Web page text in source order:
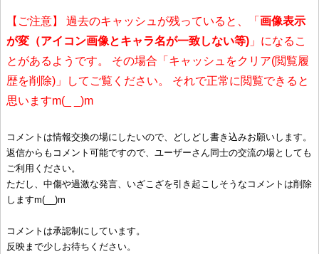
【ご注意】 過去のキャッシュが残っていると、「 画像表示
が変（アイコン画像とキャラ名が一致しない等) 」になるこ
とがあるようです。 その場合「キャッシュをクリア(閲覧履
歴を削除)」してご覧ください。 それで正常に閲覧できると
思いますm(_ _)m
コメントは情報交換の場にしたいので、どしどし書き込みお願いします。
返信からもコメント可能ですので、ユーザーさん同士の交流の場としても
ご利用ください。
ただし、中傷や過激な発言、いざこざを引き起こしそうなコメントは削除
しますm(__)m
コメントは承認制にしています。
反映まで少しお待ちください。